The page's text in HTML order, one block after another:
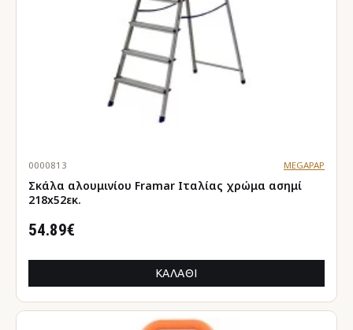
0000813 MEGAPAP
Σκάλα αλουμινίου Framar Ιταλίας χρώμα ασημί
218x52εκ.
54.89€
ΚΑΛΆΘΙ